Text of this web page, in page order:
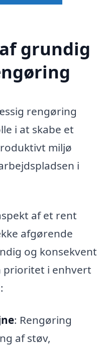
grundig
rengøring
i at skabe et
miljø
i
af et rent
afgørende
og konsekvent
i enhvert
: Rengøring
af støv,